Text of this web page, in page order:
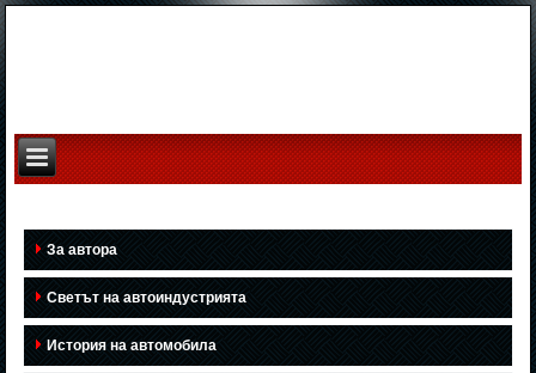
За автора
Светът на автоиндустрията
История на автомобила